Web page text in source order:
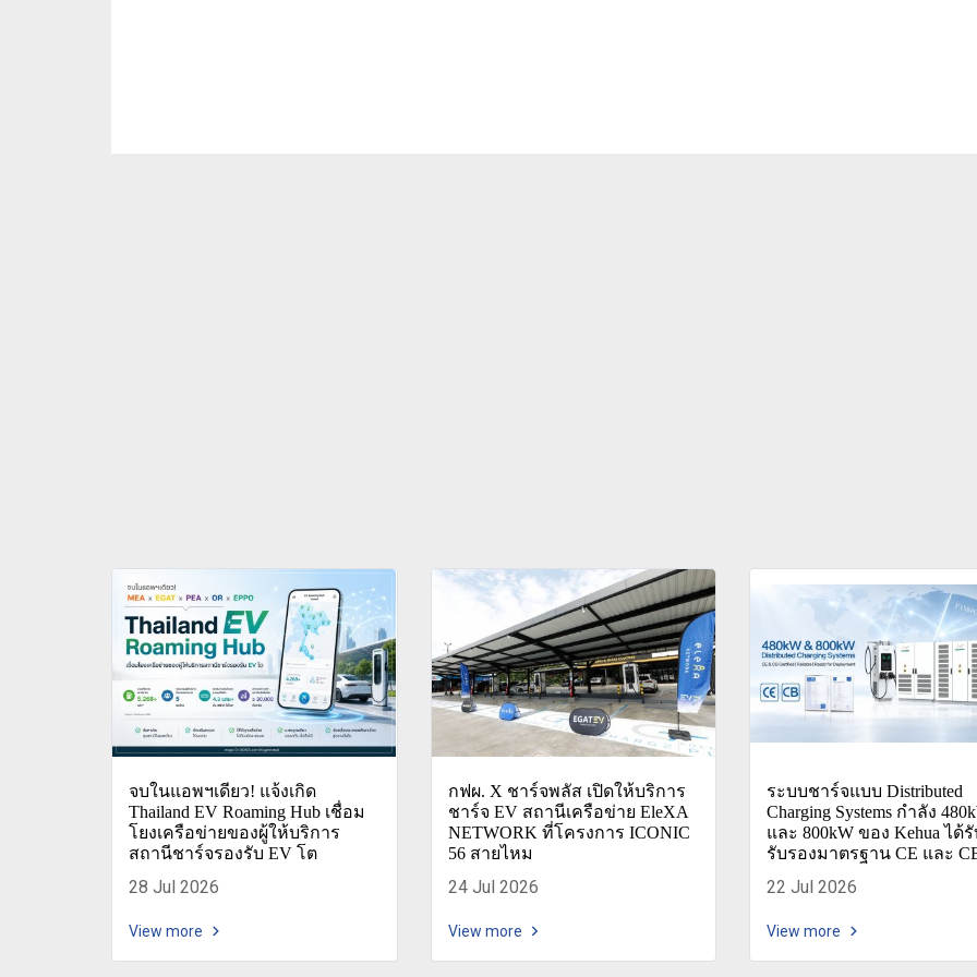
จบในแอพฯเดียว! แจ้งเกิด
Thailand EV Roaming Hub เชื่อม
โยงเครือข่ายของผู้ให้บริการ
สถานีชาร์จรองรับ EV โต
28 Jul 2026
View more
กฟผ. X ชาร์จพลัส เปิดให้บริการ
ชาร์จ EV สถานีเครือข่าย EleXA
NETWORK ที่โครงการ ICONIC
56 สายไหม
24 Jul 2026
View more
ระบบชาร์จแบบ Distributed
Charging Systems กำลัง
และ 800kW ของ Kehua ได้
รับรองมาตรฐาน CE และ
22 Jul 2026
View more